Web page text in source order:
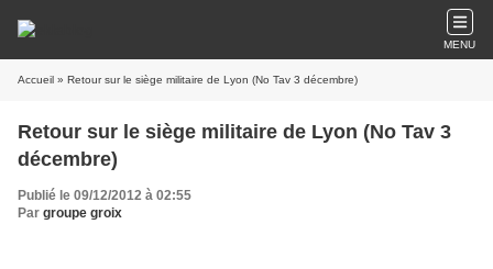
MENU
Accueil » Retour sur le siège militaire de Lyon (No Tav 3 décembre)
Retour sur le siège militaire de Lyon (No Tav 3
décembre)
Publié le 09/12/2012 à 02:55
Par groupe groix